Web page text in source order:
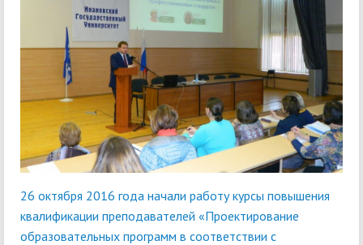
26 октября 2016 года начали работу курсы повышения
квалификации преподавателей «Проектирование
образовательных программ в соответствии с